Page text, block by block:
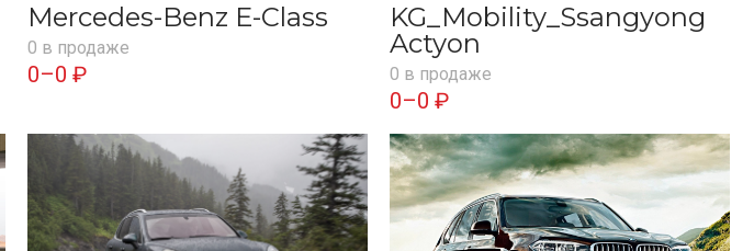
Mercedes-Benz E-Class
0 в продаже
0–0 ₽
KG_Mobility_Ssangyong
Actyon
0 в продаже
0–0 ₽